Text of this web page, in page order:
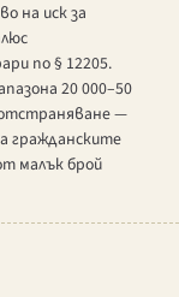
на иск за
по § 12205.
20 000–50
отстраняване —
гражданските
малък брой